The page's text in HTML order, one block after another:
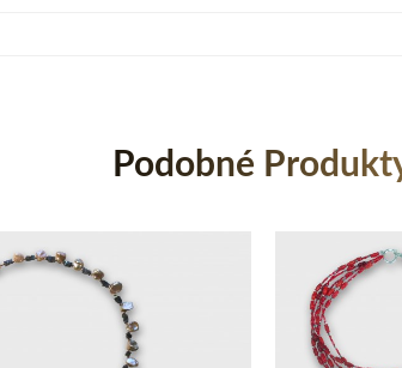
Podobné